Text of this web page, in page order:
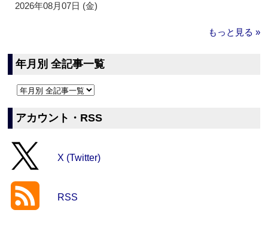
2026年08月07日 (金)
もっと見る »
年月別 全記事一覧
アカウント・RSS
X (Twitter)
RSS